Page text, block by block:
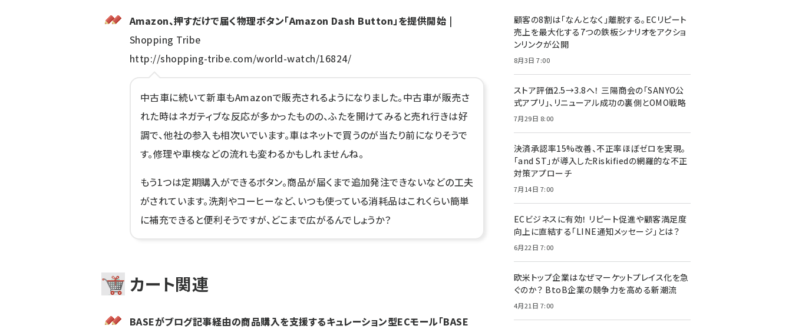
Amazon、押すだけで届く物理ボタン「Amazon Dash Button」を提供開始 |
Shopping Tribe
http://shopping-tribe.com/world-watch/16824/
中古車に続いて新車もAmazonで販売されるようになりました。中古車が販売さ
れた時はネガティブな反応が多かったものの、ふたを開けてみると売れ行きは好
調で、他社の参入も相次いでいます。車はネットで買うのが当たり前になりそうで
す。修理や車検などの流れも変わるかもしれませんね。
もう1つは定期購入ができるボタン。商品が届くまで追加発注できないなどの工夫
がされています。洗剤やコーヒーなど、いつも使っている消耗品はこれくらい簡単
に補充できると便利そうですが、どこまで広がるんでしょうか？
カート関連
BASEがブログ記事経由の商品購入を支援するキュレーション型ECモール「BASE
顧客の8割は「なんとなく」離脱する。ECリピート
売上を最大化する7つの鉄板シナリオをアクショ
ンリンクが公開
8月3日 7:00
ストア評価2.5→3.8へ！ 三陽商会の「SANYO公
式アプリ」、リニューアル成功の裏側とOMO戦略
7月29日 8:00
決済承認率15%改善、不正率ほぼゼロを実現。
「and ST」が導入したRiskifiedの網羅的な不正
対策アプローチ
7月14日 7:00
ECビジネスに有効！ リピート促進や顧客満足度
向上に直結する「LINE通知メッセージ」とは？
6月22日 7:00
欧米トップ企業はなぜマーケットプレイス化を急
ぐのか？ BtoB企業の競争力を高める新潮流
4月21日 7:00